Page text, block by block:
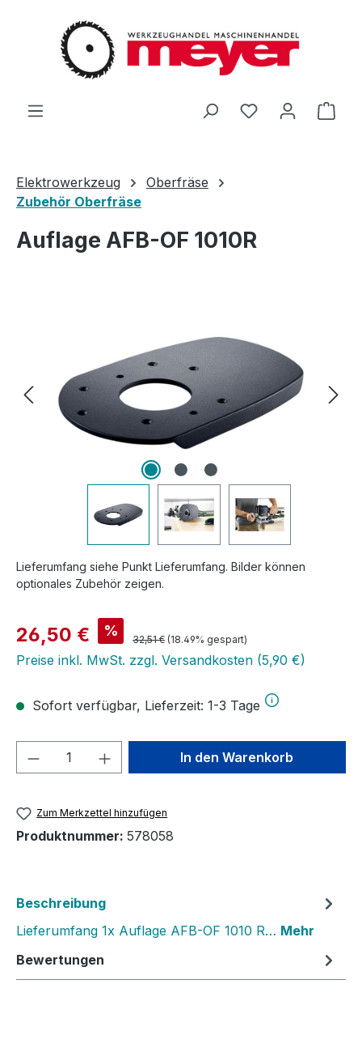
Zum Hauptinhalt springen
Du hast 0
Elektrowerkzeug
Oberfräse
Zubehör Oberfräse
Auflage AFB-OF 1010R
Lieferumfang siehe Punkt Lieferumfang. Bilder können
optionales Zubehör zeigen.
Verkaufspreis:
26,50 € % Regulärer Preis:
32,51 € (18.49% gespart)
Preise inkl. MwSt. zzgl. Versandkosten (5,90 €)
Sofort verfügbar, Lieferzeit: 1-3 Tage
Produkt Anzahl: Gib denIn den Warenkorb
Zum Merkzettel hinzufügen
Produktnummer: 578058
Beschreibung
Lieferumfang 1x Auflage AFB-OF 1010 R… Mehr
Bewertungen